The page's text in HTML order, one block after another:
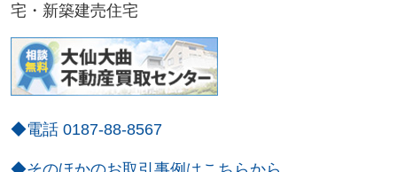
宅・新築建売住宅
◆電話 0187-88-8567